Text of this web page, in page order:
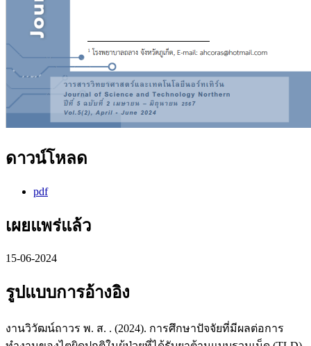
ดาวน์โหลด
pdf
เผยแพร่แล้ว
15-06-2024
รูปแบบการอ้างอิง
งานวิวัฒน์ถาวร พ. ส. . (2024). การศึกษาปัจจัยที่มีผลต่อการ